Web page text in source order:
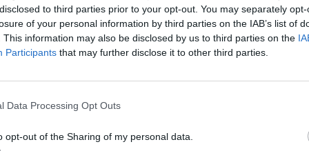
to third parties prior to your opt-out. You may separately
of your personal information by third parties on the IAB’s list of
This information may also be disclosed by us to third parties on the
Participants that may further disclose it to other third parties.
Data Processing Opt Outs
opt-out of the Sharing of my personal data.
την κοινωνία που θέλουμε.
ισότητα των φύλων μεταξύ των πτυχιούχων
οι γυναίκες αντιπροσώπευαν το 48,1% των
σε ευρωπαϊκό επίπεδο και το ποσοστό
διδακτορικών σπουδών ήταν
κυμαινόταν μεταξύ 40% και 60%)
των συνδεδεμένων χωρών.